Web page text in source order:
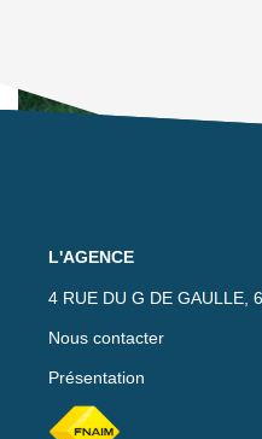
L'AGENCE
4 RUE DU G DE GAULLE,
Nous contacter
Présentation